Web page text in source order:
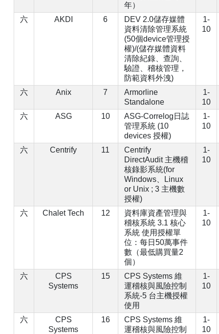
年）
六 AKDI 6
DEV 2.0儲存媒體
資料清除管理系統
(50個device管理授
權)/(儲存媒體資料
清除紀錄、查詢、
驗證、稽核管理，
防範資料外洩)
1-
10
六 Anix 7
Armorline
Standalone
1-
10
六
ASG 10
ASG-Correlog日誌
管理系統 (10
devices 授權)
1-
10
六 Centrify 11
Centrify
DirectAudit 主機稽
核錄影系統(for
Windows、Linux
or Unix ; 3 主機數
授權)
1-
10
六 Chalet Tech 12
資料庫資產管理與
稽核系統 3.1 核心
系統 使用授權單
位：每日50萬事件
數（最低購買量2
個）
1-
10
六
CPS
Systems
15
CPS Systems 維
運稽核與風險控制
系統-5 台主機授權
使用
1-
10
六
CPS
Systems
16
CPS Systems 維
運稽核與風險控制
1-
10